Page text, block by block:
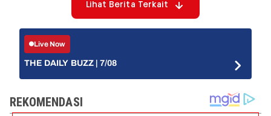
Lihat Berita Terkait
Live Now
THE DAILY BUZZ | 7/08